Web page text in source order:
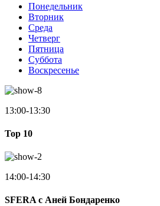
Понедельник
Вторник
Среда
Четверг
Пятница
Суббота
Воскресенье
13:00-13:30
Top 10
14:00-14:30
SFERA с Аней Бондаренко